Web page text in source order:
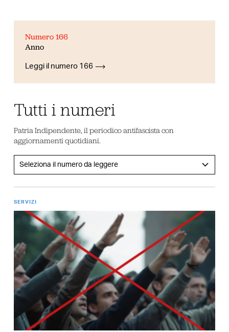
Numero 166
Anno
Leggi il numero 166
Tutti i numeri
Patria Indipendente, il periodico antifascista con
aggiornamenti quotidiani.
SERVIZI